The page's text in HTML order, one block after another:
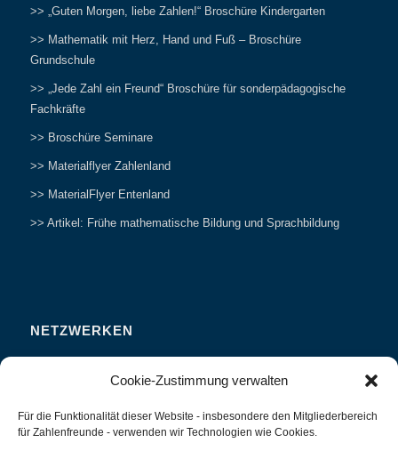
Cookie-Zustimmung verwalten
Für die Funktionalität dieser Website - insbesondere den Mitgliederbereich
für Zahlenfreunde - verwenden wir Technologien wie Cookies.
>> „Guten Morgen, liebe Zahlen!“ Broschüre Kindergarten
>> Mathematik mit Herz, Hand und Fuß – Broschüre
Grundschule
>> „Jede Zahl ein Freund“ Broschüre für sonderpädagogische
Fachkräfte
>> Broschüre Seminare
>> Materialflyer Zahlenland
>> MaterialFlyer Entenland
>> Artikel: Frühe mathematische Bildung und Sprachbildung
NETZWERKEN
Zahlenfreunde Forum
Studieren